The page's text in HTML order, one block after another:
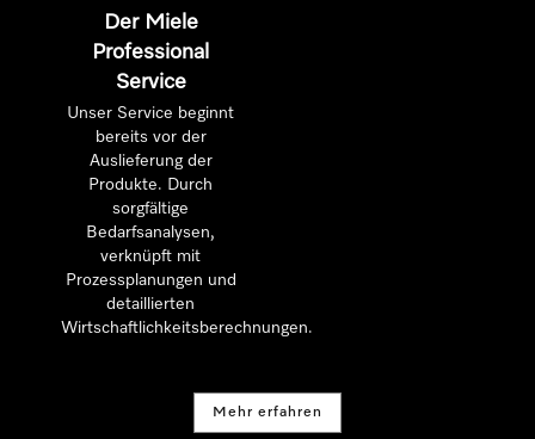
Der Miele
Professional
Service
Unser Service beginnt
bereits vor der
Auslieferung der
Produkte. Durch
sorgfältige
Bedarfsanalysen,
verknüpft mit
Prozessplanungen und
detaillierten
Wirtschaftlichkeitsberechnungen.
Mehr erfahren